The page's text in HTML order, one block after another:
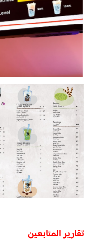
تقارير المتابعين